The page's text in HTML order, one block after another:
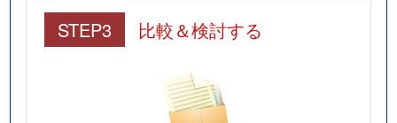
STEP3 比較＆検討する